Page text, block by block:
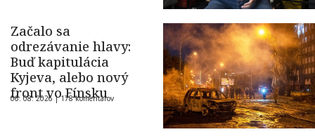
Začalo sa
odrezávanie hlavy:
Buď kapitulácia
Kyjeva, alebo nový
front vo Fínsku
06. 08. 2026 |178 komentárov